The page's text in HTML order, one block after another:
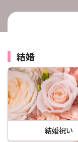
結婚
結婚祝い